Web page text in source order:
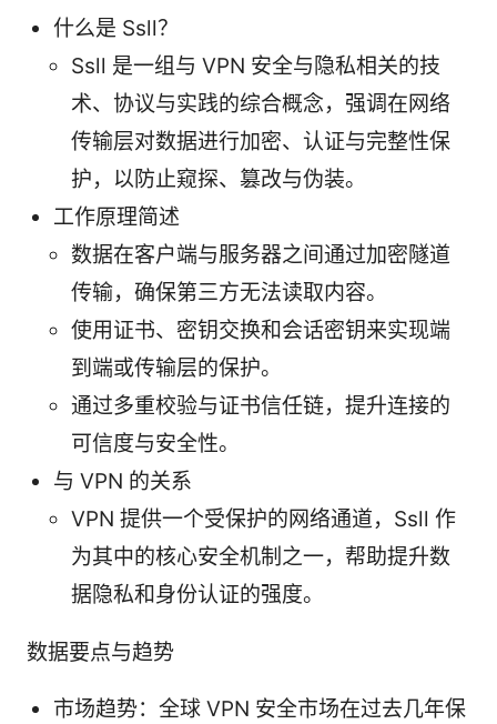
什么是 Ssll？
Ssll 是一组与 VPN 安全与隐私相关的技
术、协议与实践的综合概念，强调在网络
传输层对数据进行加密、认证与完整性保
护，以防止窥探、篡改与伪装。
工作原理简述
数据在客户端与服务器之间通过加密隧道
传输，确保第三方无法读取内容。
使用证书、密钥交换和会话密钥来实现端
到端或传输层的保护。
通过多重校验与证书信任链，提升连接的
可信度与安全性。
与 VPN 的关系
VPN 提供一个受保护的网络通道，Ssll 作
为其中的核心安全机制之一，帮助提升数
据隐私和身份认证的强度。
数据要点与趋势
市场趋势：全球 VPN 安全市场在过去几年保